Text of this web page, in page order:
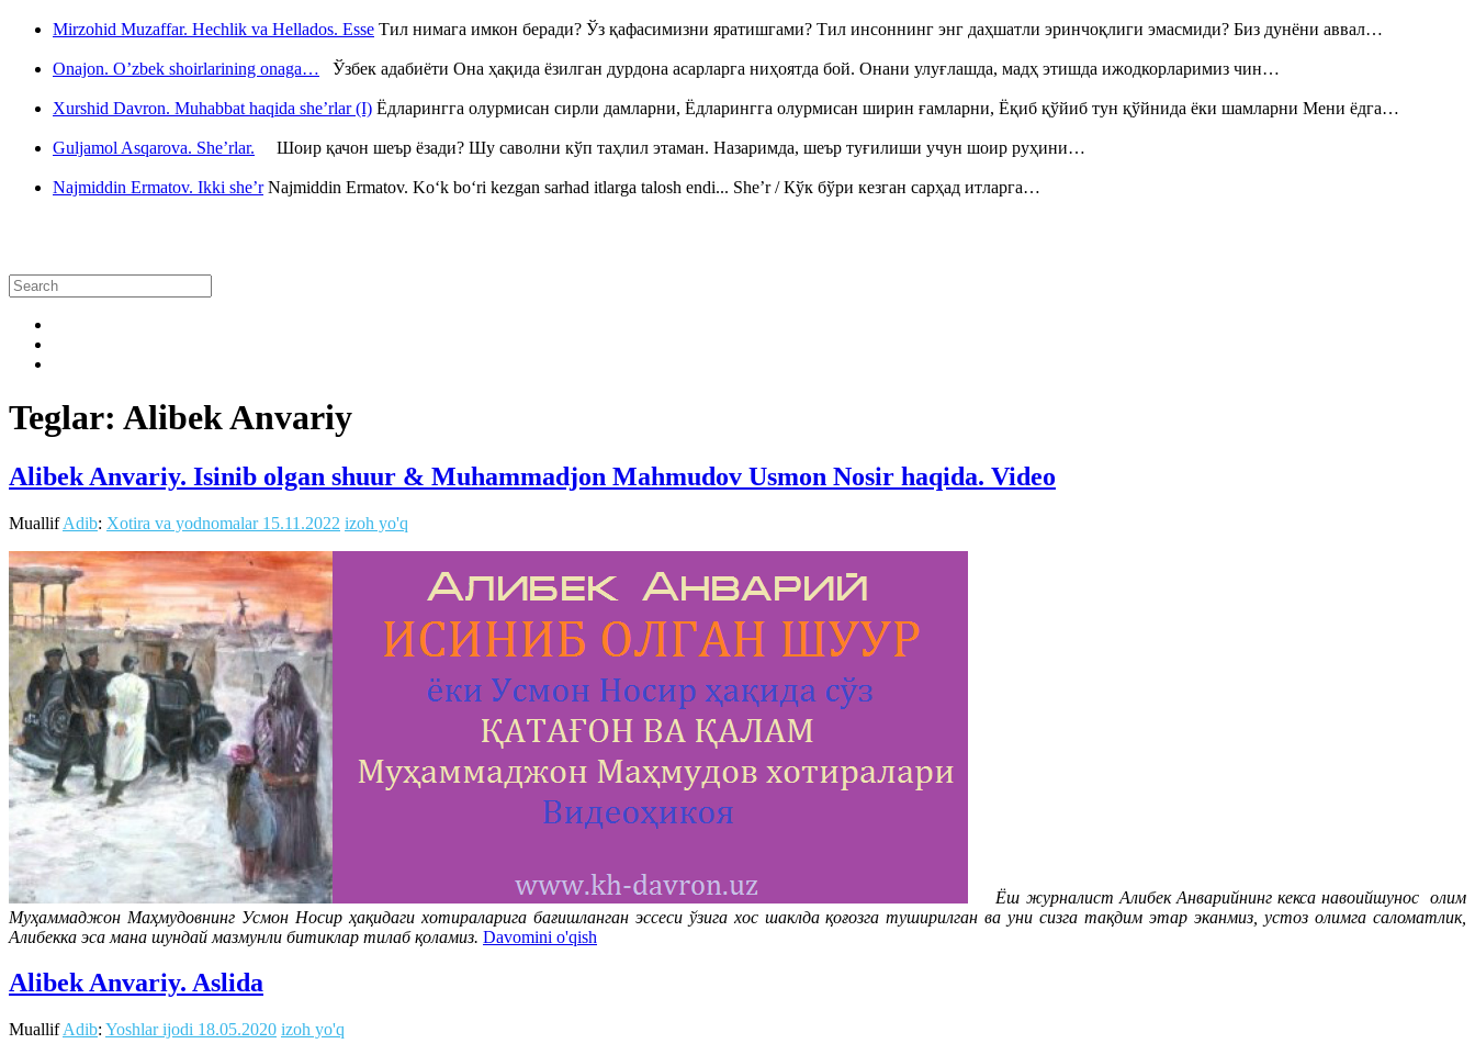
Mirzohid Muzaffar. Hechlik va Hellados. Esse Тил нимага имкон беради? Ўз қафасимизни яратишгами? Тил инсоннинг энг даҳшатли эринчоқлиги эмасмиди? Биз дунёни аввал…
Onajon. O’zbek shoirlarining onaga… Ўзбек адабиёти Она ҳақида ёзилган дурдона асарларга ниҳоятда бой. Онани улуғлашда, мадҳ этишда ижодкорларимиз чин…
Xurshid Davron. Muhabbat haqida she’rlar (I) Ёдларингга олурмисан сирли дамларни, Ёдларингга олурмисан ширин ғамларни, Ёқиб қўйиб тун қўйнида ёки шамларни Мени ёдга…
Guljamol Asqarova. She’rlar. Шоир қачон шеър ёзади? Шу саволни кўп таҳлил этаман. Назаримда, шеър туғилиши учун шоир руҳини…
Najmiddin Ermatov. Ikki she’rNajmiddin Ermatov. Ko‘k bo‘ri kezgan sarhad itlarga talosh endi... She’r / Кўк бўри кезган сарҳад итларга…
Teglar: Alibek Anvariy
Alibek Anvariy. Isinib olgan shuur & Muhammadjon Mahmudov Usmon Nosir haqida. Video
MuallifAdib: Xotira va yodnomalar 15.11.2022 izoh yo'q
Ёш журналист Алибек Анварийнинг кекса навоийшунос олим
Муҳаммаджон Маҳмудовнинг Усмон Носир ҳақидаги хотираларига бағишланган эссеси ўзига хос шаклда қоғозга туширилган ва уни сизга тақдим этар эканмиз, устоз олимга саломатлик,
Алибекка эса мана шундай мазмунли битиклар тилаб қоламиз. Davomini o'qish
Alibek Anvariy. Aslida
MuallifAdib: Yoshlar ijodi 18.05.2020 izoh yo'q